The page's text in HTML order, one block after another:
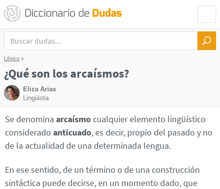
Léxico
¿Qué son los arcaísmos?
Eliza Arias
Lingüista
Se denomina arcaísmocualquier elemento lingüístico
considerado anticuado, es decir, propio del pasado y no
de la actualidad de una determinada lengua.
En ese sentido, de un término o de una construcción
sintáctica puede decirse, en un momento dado, que